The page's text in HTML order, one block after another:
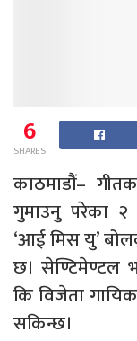
6
SHARES
काठमाडौं–
गुमाउनु परेका
‘आई मिस यु’
छ। सेण्टिमेण्टल
कि विजेता
सकिन्छ।